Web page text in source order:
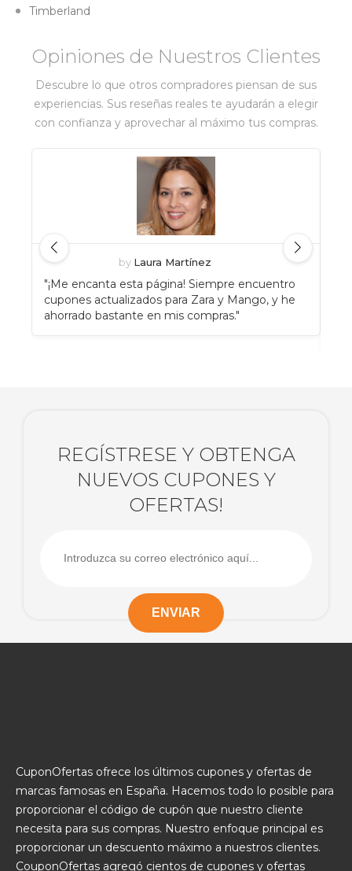
Timberland
Opiniones de Nuestros Clientes
Descubre lo que otros compradores piensan de sus
experiencias. Sus reseñas reales te ayudarán a elegir
con confianza y aprovechar al máximo tus compras.
by Laura Martínez
"¡Me encanta esta página! Siempre encuentro
cupones actualizados para Zara y Mango, y he
ahorrado bastante en mis compras."
REGÍSTRESE Y OBTENGA
NUEVOS CUPONES Y
OFERTAS!
CuponOfertas ofrece los últimos cupones y ofertas de
marcas famosas en España. Hacemos todo lo posible para
proporcionar el código de cupón que nuestro cliente
necesita para sus compras. Nuestro enfoque principal es
proporcionar un descuento máximo a nuestros clientes.
CouponOfertas agregó cientos de cupones y ofertas